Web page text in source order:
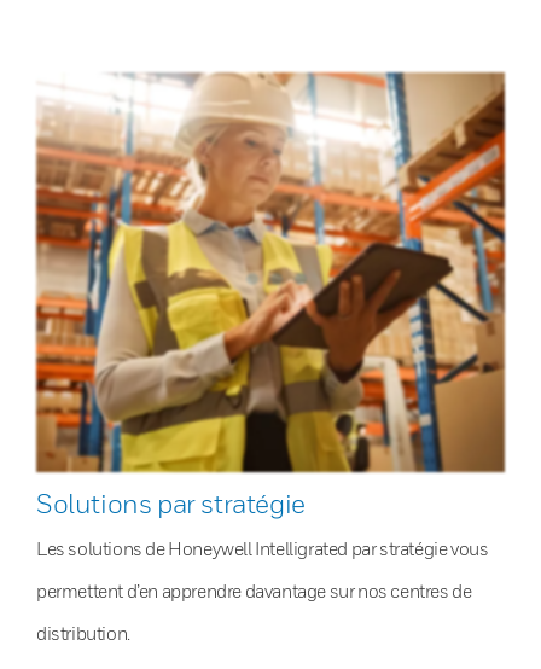
Solutions par stratégie
Les solutions de Honeywell Intelligrated par stratégie vous
permettent d’en apprendre davantage sur nos centres de
distribution.